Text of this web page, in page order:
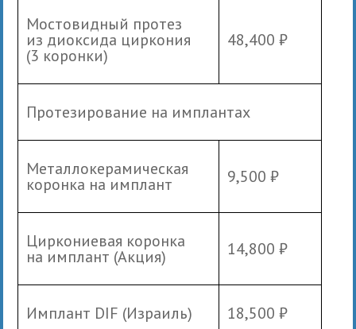
Мостовидный протез
из диоксида циркония
(3 коронки)
48,400 ₽
Протезирование на имплантах
Металлокерамическая
коронка на имплант 9,500 ₽
Циркониевая коронка
на имплант (Акция) 14,800 ₽
Имплант DIF (Израиль) 18,500 ₽